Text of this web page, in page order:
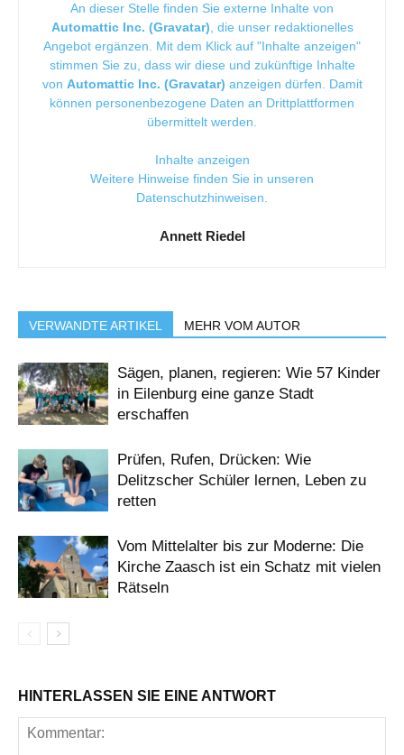
An dieser Stelle finden Sie externe Inhalte von
Automattic Inc. (Gravatar), die unser redaktionelles
Angebot ergänzen. Mit dem Klick auf "Inhalte anzeigen"
stimmen Sie zu, dass wir diese und zukünftige Inhalte
von Automattic Inc. (Gravatar) anzeigen dürfen. Damit
können personenbezogene Daten an Drittplattformen
übermittelt werden.
Inhalte anzeigen
Weitere Hinweise finden Sie in unseren
Datenschutzhinweisen.
Annett Riedel
VERWANDTE ARTIKEL MEHR VOM AUTOR
Sägen, planen, regieren: Wie 57 Kinder
in Eilenburg eine ganze Stadt
erschaffen
Prüfen, Rufen, Drücken: Wie
Delitzscher Schüler lernen, Leben zu
retten
Vom Mittelalter bis zur Moderne: Die
Kirche Zaasch ist ein Schatz mit vielen
Rätseln
HINTERLASSEN SIE EINE ANTWORT